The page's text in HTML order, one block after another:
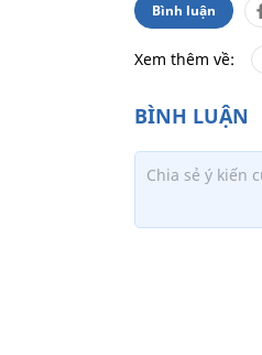
Bình luận
Xem thêm về: